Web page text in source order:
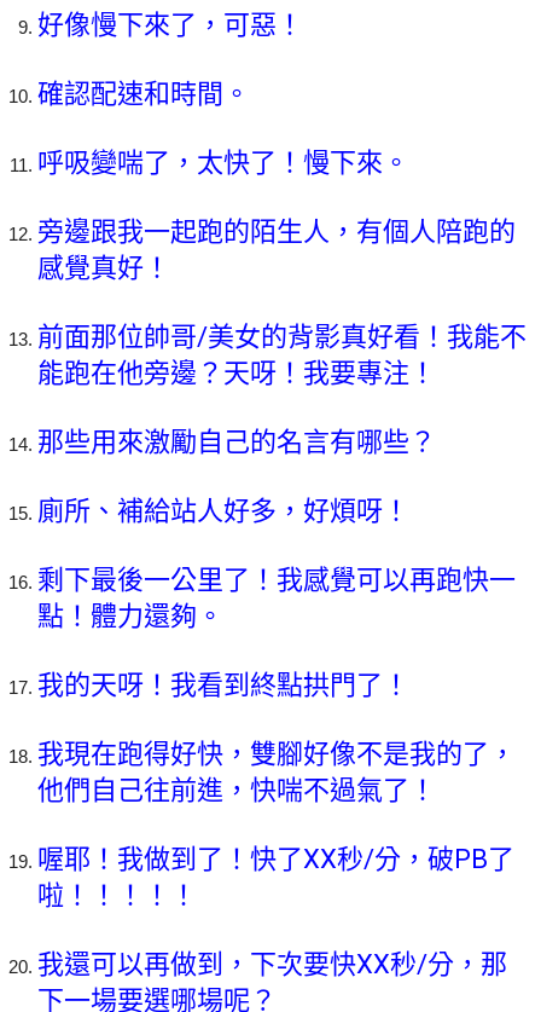
好像慢下來了，可惡！
確認配速和時間。
呼吸變喘了，太快了！慢下來。
旁邊跟我一起跑的陌生人，有個人陪跑的
感覺真好！
前面那位帥哥/美女的背影真好看！我能不
能跑在他旁邊？天呀！我要專注！
那些用來激勵自己的名言有哪些？
廁所、補給站人好多，好煩呀！
剩下最後一公里了！我感覺可以再跑快一
點！體力還夠。
我的天呀！我看到終點拱門了！
我現在跑得好快，雙腳好像不是我的了，
他們自己往前進，快喘不過氣了！
喔耶！我做到了！快了XX秒/分，破PB了
啦！！！！！
我還可以再做到，下次要快XX秒/分，那
下一場要選哪場呢？